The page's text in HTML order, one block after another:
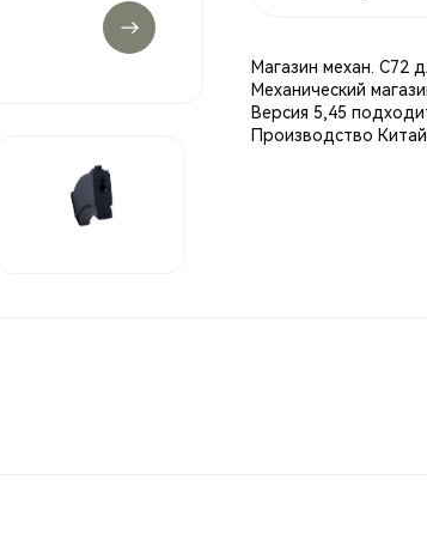
Магазин механ. С72
Механический
Версия 5,45
Производство